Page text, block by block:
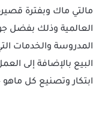
مالتي ماك وبفترة
العالمية وذلك بفضل
المدروسة والخدمات
البيع بالإضافة إلى
ابتكار وتصنيع كل ماهو